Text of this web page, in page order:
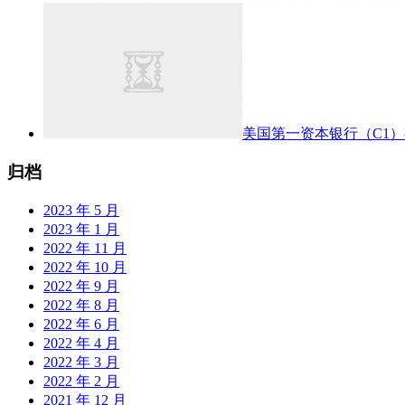
美国第一资本银行（C1
归档
2023 年 5 月
2023 年 1 月
2022 年 11 月
2022 年 10 月
2022 年 9 月
2022 年 8 月
2022 年 6 月
2022 年 4 月
2022 年 3 月
2022 年 2 月
2021 年 12 月